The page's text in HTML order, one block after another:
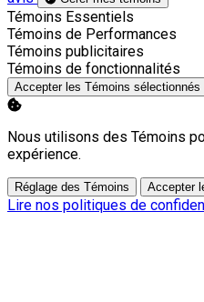
Activer
Témoins Essentiels
Activer
Témoins de Performances
Activer
Témoins publicitaires
Activer
Témoins de fonctionnalités
Accepter les Témoins sélectionnés
Nous utilisons des Témoins
expérience.
Réglage des Témoins Accepter
Lire nos politiques de